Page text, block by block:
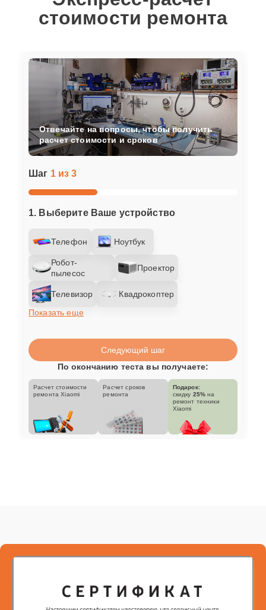
стоимости ремонта
Шаг 1 из 3
1. Выберите Ваше устройство
Телефон Ноутбук
Робот-
пылесос
Проектор
Телевизор
Квадрокоптер
Показать еще
Отвечайте на вопросы, чтобы получить
расчет стоимости и сроков
Следующий шаг
По окончанию теста вы получаете:
Расчет стоимости
ремонта Xiaomi
Расчет сроков
ремонта
Подарок:
скидку 25% на
ремонт техники
Xiaomi